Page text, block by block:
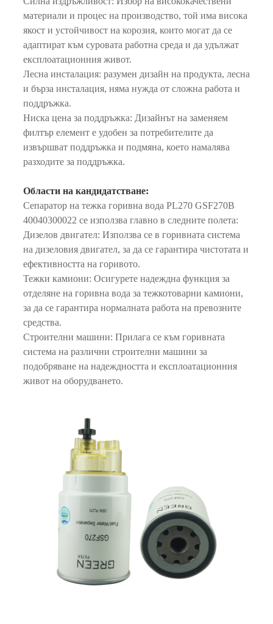
материали и процес на производство, той има висока
якост и устойчивост на корозия, които могат да се
адаптират към суровата работна среда и да удължат
експлоатационния живот.
Лесна инсталация: разумен дизайн на продукта, лесна
и бърза инсталация, няма нужда от сложна работа и
поддръжка.
Ниска цена за поддръжка: Дизайнът на заменяем
филтър елемент е удобен за потребителите да
извършват поддръжка и подмяна, което намалява
разходите за поддръжка.
Области на кандидатстване:
Сепаратор на тежка горивна вода PL270 GSF270B
40040300022 се използва главно в следните полета:
Дизелов двигател: Използва се в горивната система
на дизеловия двигател, за да се гарантира чистотата и
ефективността на горивото.
Тежки камиони: Осигурете надеждна функция за
отделяне на горивна вода за тежкотоварни камиони,
за да се гарантира нормалната работа на превозните
средства.
Строителни машини: Прилага се към горивната
система на различни строителни машини за
подобряване на надеждността и експлоатационния
живот на оборудването.